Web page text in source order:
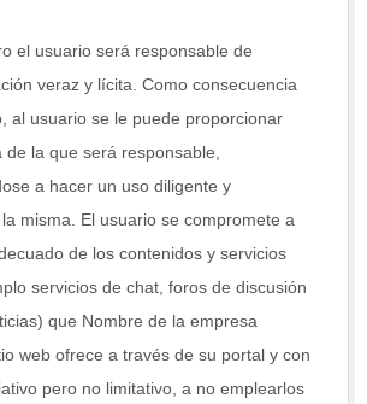
el usuario será responsable de
veraz y lícita. Como consecuencia
al usuario se le puede proporcionar
la que será responsable,
a hacer un uso diligente y
misma. El usuario se compromete a
de los contenidos y servicios
servicios de chat, foros de discusión
que Nombre de la empresa
web ofrece a través de su portal y con
pero no limitativo, a no emplearlos